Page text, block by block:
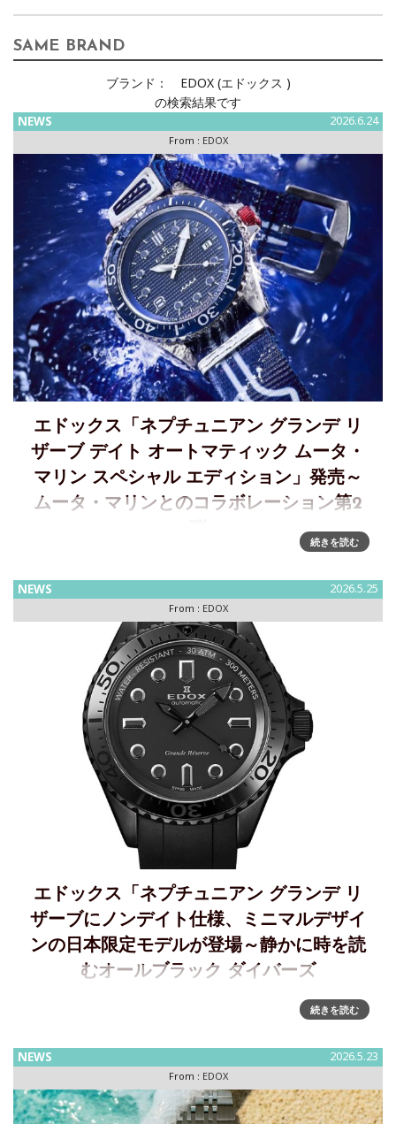
SAME BRAND
ブランド：
EDOX (エドックス )
の検索結果です
NEWS 2026.6.24
From : EDOX
エドックス「ネプチュニアン グランデ リ
ザーブ デイト オートマティック ムータ・
マリン スペシャル エディション」発売～
ムータ・マリンとのコラボレーション第2
プチュニアンを発売～ブルー・ホワイト・レッドが映えるマ
リンカラーとウェーブ、No.8が際立つスペシャルモデル
EDOX（ エドックス）が、マリンライフスタイルブランドの
（ ムータ・マリ
続きを読む
NEWS 2026.5.25
From : EDOX
エドックス「ネプチュニアン グランデ リ
ザーブにノンデイト仕様、ミニマルデザイ
ンの日本限定モデルが登場～静かに時を読
むオールブラック ダイバーズ
「日本限定 ネプチュニアン グランデ リザーブ」～静かに時
を読むダイバーズ ― オールブラック ✖ ノンデイト仕様、ミ
ブラックの外装とノンデイト仕様を採用し、時を正確に読む
というダ
続きを読む
NEWS 2026.5.23
From : EDOX